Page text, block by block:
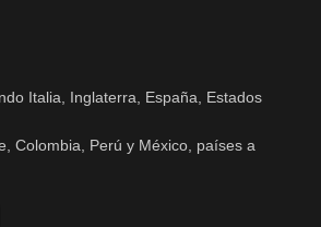
Italia, Inglaterra, España, Estados
Colombia, Perú y México, países a